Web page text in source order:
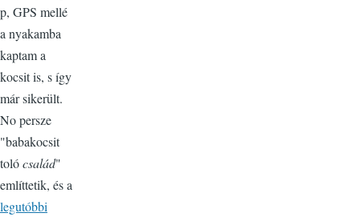
p, GPS mellé
a nyakamba
kaptam a
kocsit is, s így
már sikerült.
No persze
"babakocsit
tolócsalád"
említtetik, és a
legutóbbi